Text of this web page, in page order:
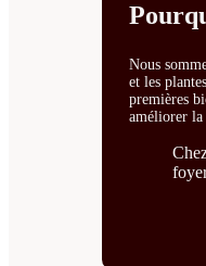
Nous
et les
premières
améliorer la